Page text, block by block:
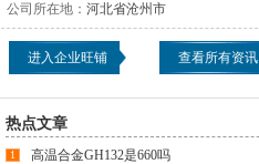
公司所在地： 河北省沧州市
进入企业旺铺 查看所有资讯
热点文章
1 高温合金GH132是660吗